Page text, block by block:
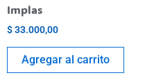
Implas
$33.000,00
Agregar al carrito